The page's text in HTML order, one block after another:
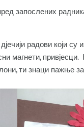
запослених
радови који
магнети,
ти знаци пажње